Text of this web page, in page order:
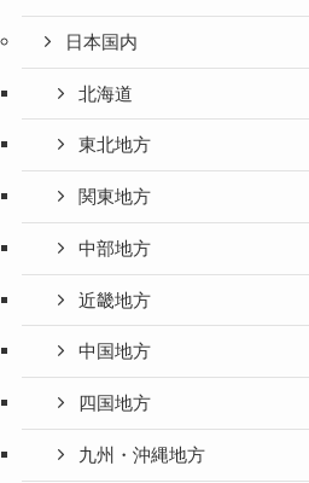
日本国内
北海道
東北地方
関東地方
中部地方
近畿地方
中国地方
四国地方
九州・沖縄地方